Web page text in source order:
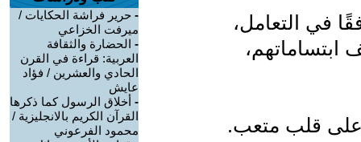
في التعامل،
ابتساماتهم،
على قلب متعب.
- حرير فراشة الحكايات /
ميرفت الخزاعي
- الحضارة والثقافة
العربية: قراءة في القرن
الحادي والعشرين / فؤاد
عايش
- أخلاق الرسول كما ذكرها
القرآن الكريم بالانجليزية /
محمود الفرعوني